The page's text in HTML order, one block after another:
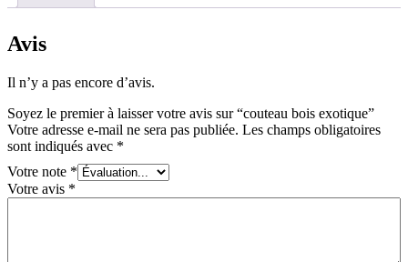
Avis
Il n’y a pas encore d’avis.
Soyez le premier à laisser votre avis sur “couteau bois exotique”
Votre adresse e-mail ne sera pas publiée. Les champs obligatoires
sont indiqués avec *
Votre note *
Votre avis *